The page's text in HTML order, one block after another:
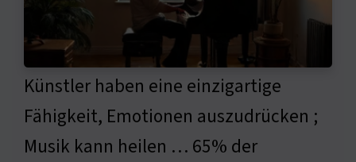
Künstler haben eine einzigartige
Fähigkeit, Emotionen auszudrücken ;
Musik kann heilen … 65% der